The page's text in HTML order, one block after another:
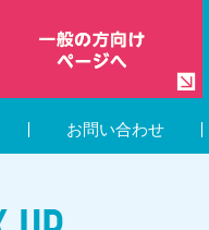
お問い合わせ